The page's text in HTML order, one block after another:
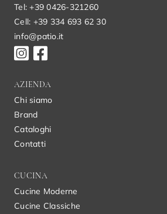
Tel: +39 0426-321260
Cell: +39 334 693 62 30
info@patio.it
AZIENDA
Chi siamo
Brand
Cataloghi
Contatti
CUCINA
Cucine Moderne
Cucine Classiche